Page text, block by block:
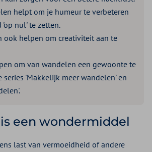
helpt om je humeur te verbeteren
'op nul' te zetten.
ook helpen om creativiteit aan te
om van wandelen een gewoonte te
series 'Makkelijk meer wandelen' en
een wondermiddel
last van vermoeidheid of andere